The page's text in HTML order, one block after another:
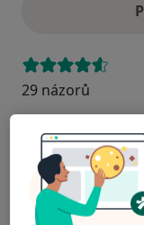
29 názorů
Recenze
Další